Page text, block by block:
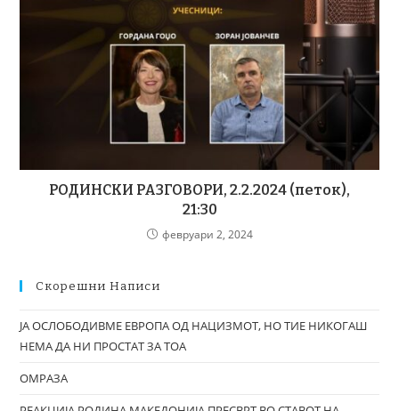
РОДИНСКИ РАЗГОВОРИ, 2.2.2024 (петок),
21:30
февруари 2, 2024
Скорешни Написи
ЈА ОСЛОБОДИВМЕ ЕВРОПА ОД НАЦИЗМОТ, НО ТИЕ НИКОГАШ
НЕМА ДА НИ ПРОСТАТ ЗА ТОА
ОМРАЗА